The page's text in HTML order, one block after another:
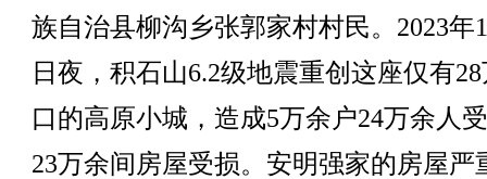
族自治县柳沟乡张郭家村村民。2023年
日夜，积石山6.2级地震重创这座仅有
口的高原小城，造成5万余户24万余人
23万余间房屋受损。安明强家的房屋严